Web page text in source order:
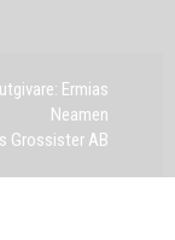
Ermias
Neamen
Grossister AB